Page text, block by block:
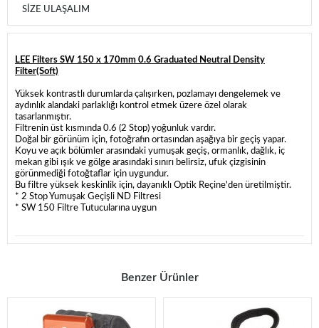
SIZE ULAŞALIM
LEE Filters SW 150 x 170mm 0.6 Graduated Neutral Density
Filter(Soft)
Yüksek kontrastlı durumlarda çalışırken, pozlamayı dengelemek ve
aydınlık alandaki parlaklığı kontrol etmek üzere özel olarak
tasarlanmıştır.
Filtrenin üst kısmında 0.6 (2 Stop) yoğunluk vardır.
Doğal bir görünüm için, fotoğrafın ortasından aşağıya bir geçiş yapar.
Koyu ve açık bölümler arasındaki yumuşak geçiş, ormanlık, dağlık, iç
mekan gibi ışık ve gölge arasındaki sınırı belirsiz, ufuk çizgisinin
görünmediği fotoğtaflar için uygundur.
Bu filtre yüksek keskinlik için, dayanıklı Optik Reçine'den üretilmiştir.
* 2 Stop Yumuşak Geçişli ND Filtresi
* SW 150 Filtre Tutucularına uygun
Benzer Ürünler